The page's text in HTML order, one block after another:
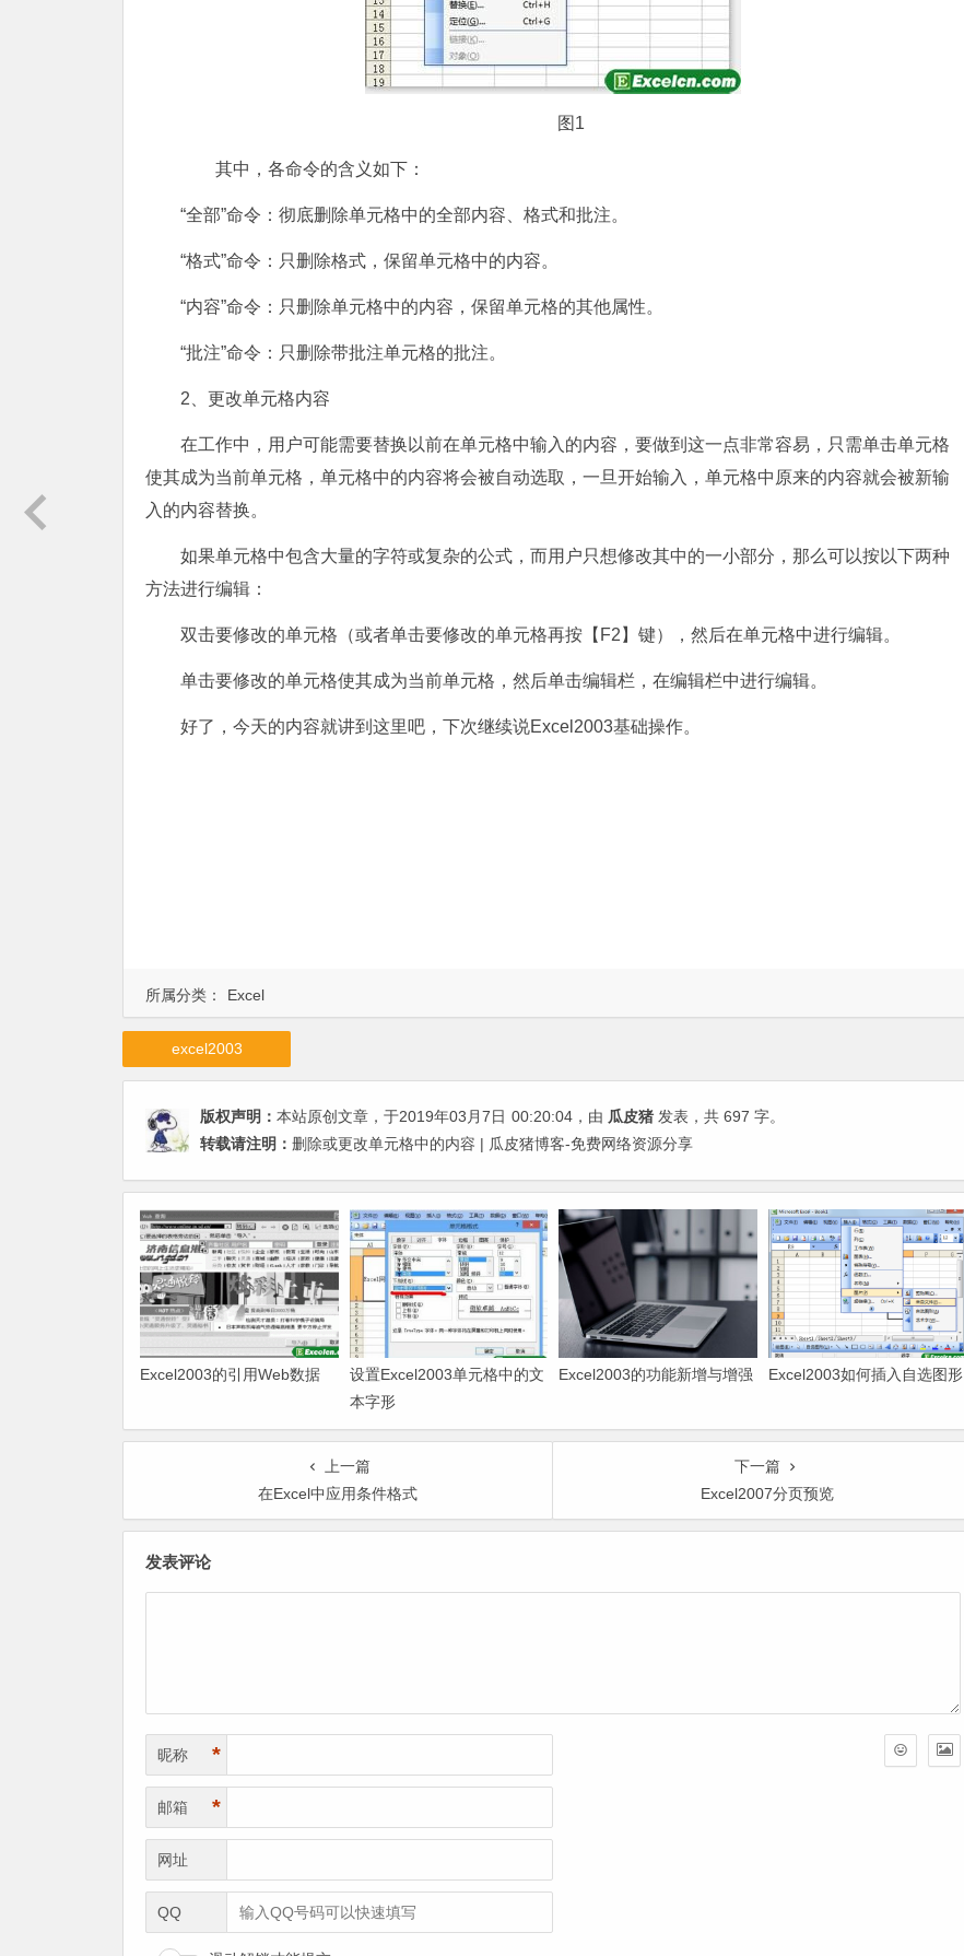
图1
其中，各命令的含义如下：
“全部”命令：彻底删除单元格中的全部内容、格式和批注。
“格式”命令：只删除格式，保留单元格中的内容。
“内容”命令：只删除单元格中的内容，保留单元格的其他属性。
“批注”命令：只删除带批注单元格的批注。
2、更改单元格内容
在工作中，用户可能需要替换以前在单元格中输入的内容，要做到这一点非常容易，只需单击单元格
使其成为当前单元格，单元格中的内容将会被自动选取，一旦开始输入，单元格中原来的内容就会被新输
入的内容替换。
如果单元格中包含大量的字符或复杂的公式，而用户只想修改其中的一小部分，那么可以按以下两种
方法进行编辑：
双击要修改的单元格（或者单击要修改的单元格再按【F2】键），然后在单元格中进行编辑。
单击要修改的单元格使其成为当前单元格，然后单击编辑栏，在编辑栏中进行编辑。
好了，今天的内容就讲到这里吧，下次继续说Excel2003基础操作。
所属分类： Excel
excel2003
版权声明： 本站原创文章，于2019年03月7日 00:20:04 ，由 瓜皮猪 发表，共 697 字。
转载请注明： 删除或更改单元格中的内容 | 瓜皮猪博客-免费网络资源分享
Excel2003的引用Web数据
设置Excel2003单元格中的文
本字形
Excel2003的功能新增与增强 Excel2003如何插入自选图形
上一篇
在Excel中应用条件格式
下一篇
Excel2007分页预览
发表评论
昵称 *
邮箱 *
网址
QQ